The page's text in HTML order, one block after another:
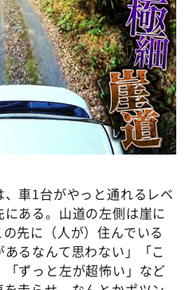
車1台がやっと通れるレベ
ある。山道の左側は崖に
先に（人が）住んでいる
るなんて思わない」「こ
ずっと左が超怖い」など